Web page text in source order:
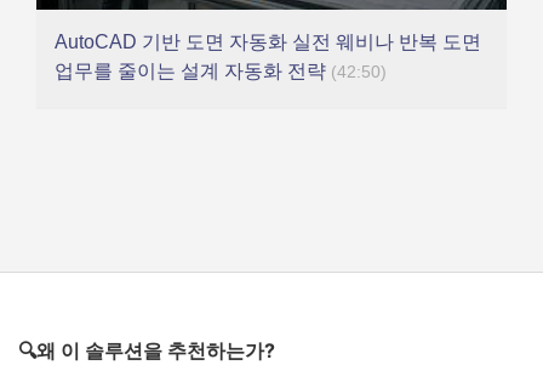
AutoCAD 기반 도면 자동화 실전 웨비나 반복 도면
업무를 줄이는 설계 자동화 전략 (42:50)
🔍왜 이 솔루션을 추천하는가?